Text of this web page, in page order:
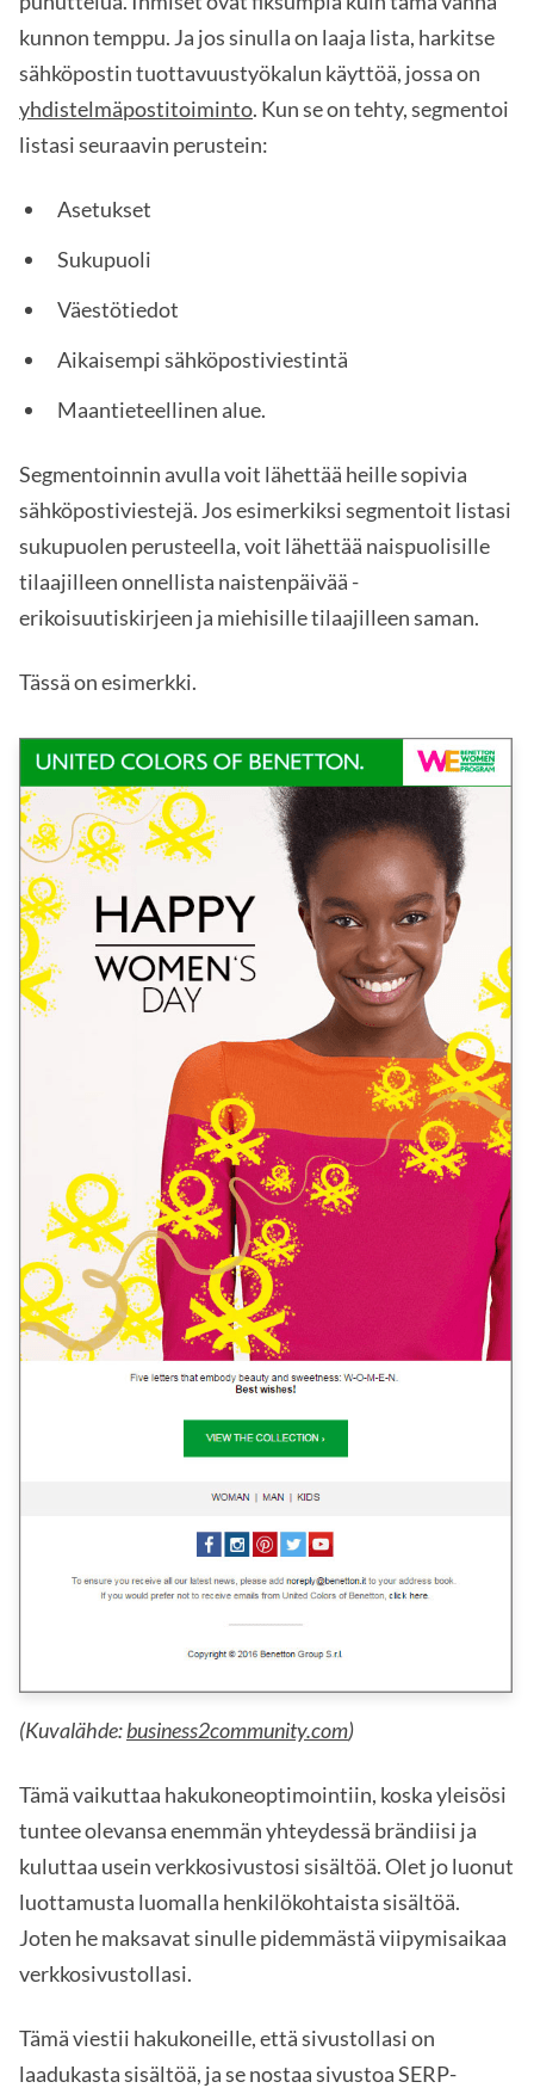
kunnon temppu. Ja jos sinulla on laaja lista, harkitse
sähköpostin tuottavuustyökalun käyttöä, jossa on
yhdistelmäpostitoiminto. Kun se on tehty, segmentoi
listasi seuraavin perustein:
Asetukset
Sukupuoli
Väestötiedot
Aikaisempi sähköpostiviestintä
Maantieteellinen alue.
Segmentoinnin avulla voit lähettää heille sopivia
sähköpostiviestejä. Jos esimerkiksi segmentoit listasi
sukupuolen perusteella, voit lähettää naispuolisille
tilaajilleen onnellista naistenpäivää -
erikoisuutiskirjeen ja miehisille tilaajilleen saman.
Tässä on esimerkki.
(Kuvalähde:business2community.com)
Tämä vaikuttaa hakukoneoptimointiin, koska yleisösi
tuntee olevansa enemmän yhteydessä brändiisi ja
kuluttaa usein verkkosivustosi sisältöä. Olet jo luonut
luottamusta luomalla henkilökohtaista sisältöä.
Joten he maksavat sinulle pidemmästä viipymisaikaa
verkkosivustollasi.
Tämä viestii hakukoneille, että sivustollasi on
laadukasta sisältöä, ja se nostaa sivustoa SERP-